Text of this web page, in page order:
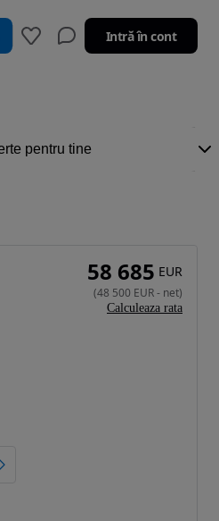
Intră în cont
58 685 EUR
(48 500 EUR- net)
Calculeaza rata